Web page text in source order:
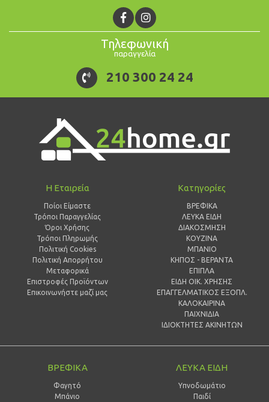
Τηλεφωνική
παραγγελία
210 300 24 24
Η Εταιρεία
Ποίοι Είμαστε
Τρόποι Παραγγελίας
Όροι Χρήσης
Τρόποι Πληρωμής
Πολιτική Cookies
Πολιτική Απορρήτου
Μεταφορικά
Επιστροφές Προϊόντων
Επικοινωνήστε μαζί μας
Κατηγορίες
ΒΡΕΦΙΚΑ
ΛΕΥΚΑ ΕΙΔΗ
ΔΙΑΚΟΣΜΗΣΗ
ΚΟΥΖΙΝΑ
ΜΠΑΝΙΟ
ΚΗΠΟΣ - ΒΕΡΑΝΤΑ
ΕΠΙΠΛΑ
ΕΙΔΗ ΟΙΚ. ΧΡΗΣΗΣ
ΕΠΑΓΓΕΛΜΑΤΙΚΟΣ ΕΞΟΠΛ.
ΚΑΛΟΚΑΙΡΙΝΑ
ΠΑΙΧΝΙΔΙΑ
ΙΔΙΟΚΤΗΤΕΣ ΑΚΙΝΗΤΩΝ
ΒΡΕΦΙΚΑ
Φαγητό
Μπάνιο
ΛΕΥΚΑ ΕΙΔΗ
Υπνοδωμάτιο
Παιδί